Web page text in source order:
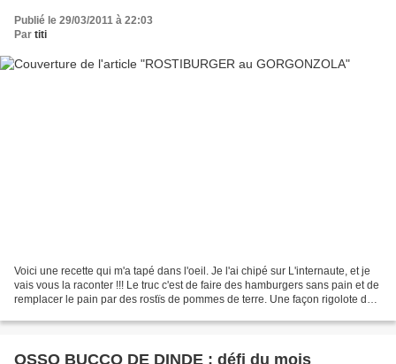
Publié le 29/03/2011 à 22:03
Par titi
Voici une recette qui m'a tapé dans l'oeil. Je l'ai chipé sur L'internaute, et je
vais vous la raconter !!! Le truc c'est de faire des hamburgers sans pain et de
remplacer le pain par des rostïs de pommes de terre. Une façon rigolote de
OSSO BUCCO DE DINDE : défi du mois